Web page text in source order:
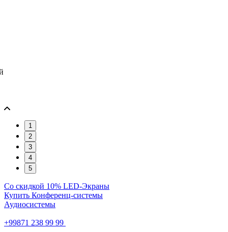
1
2
3
4
5
Со скидкой 10% LED-Экраны
Купить Конференц-системы
Аудиосистемы
+99871 238 99 99